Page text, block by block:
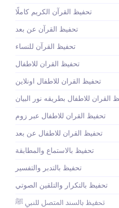
تحفيظ القرآن الكريم كاملًا
تحفيظ القرآن عن بعد
تحفيظ القرآن للنساء
تحفيظ القران للاطفال
تحفيظ القران للاطفال اونلاين
القران للاطفال بطريقه نور البيان
تحفيظ القران للاطفال عبر زوم
تحفيظ القران للاطفال عن بعد
تحفيظ بالاستماع والمطابقة
تحفيظ بالتدبر والتفسير
تحفيظ بالتكرار والتلقين الصوتي
تحفيظ بالسند المتصل للنبي ﷺ